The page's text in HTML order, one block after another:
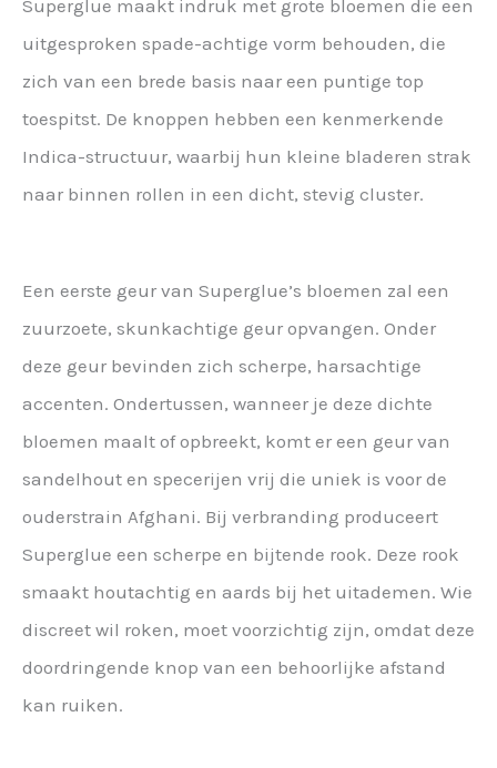
Superglue maakt indruk met grote bloemen die een
uitgesproken spade-achtige vorm behouden, die
zich van een brede basis naar een puntige top
toespitst. De knoppen hebben een kenmerkende
Indica-structuur, waarbij hun kleine bladeren strak
naar binnen rollen in een dicht, stevig cluster.
Een eerste geur van Superglue’s bloemen zal een
zuurzoete, skunkachtige geur opvangen. Onder
deze geur bevinden zich scherpe, harsachtige
accenten. Ondertussen, wanneer je deze dichte
bloemen maalt of opbreekt, komt er een geur van
sandelhout en specerijen vrij die uniek is voor de
ouderstrain Afghani. Bij verbranding produceert
Superglue een scherpe en bijtende rook. Deze rook
smaakt houtachtig en aards bij het uitademen. Wie
discreet wil roken, moet voorzichtig zijn, omdat deze
doordringende knop van een behoorlijke afstand
kan ruiken.